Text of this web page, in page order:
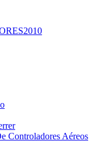
Controladores Aéreos